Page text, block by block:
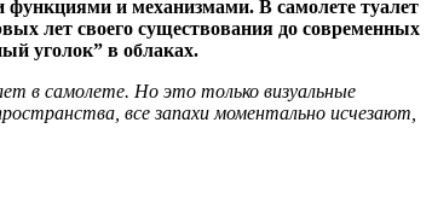
функциями и механизмами. В самолете туалет
лет своего существования до современных
уголок” в облаках.
в самолете. Но это только визуальные
все запахи моментально исчезают,